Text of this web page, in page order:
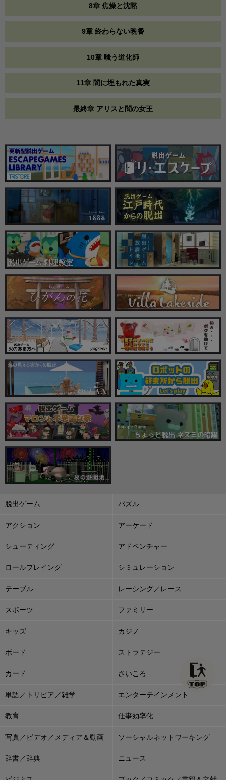
8章 焦燥と沈黙
9章 終わらない晩餐
10章 嗤う道化師
11章 闇に埋もれた真実
最終章 アリスと闇の女王
脱出ゲーム パズル
アクション アーケード
シューティング アドベンチャー
ロールプレイング シミュレーション
テーブル レーシング／レース
スポーツ ファミリー
キッズ カジノ
ボード ストラテジー
カード さいころ
単語／トリビア／雑学 エンターテインメント
教育 仕事効率化
写真／ビデオ／メディア＆動画 ソーシャルネットワーキング
辞書／辞典 ニュース